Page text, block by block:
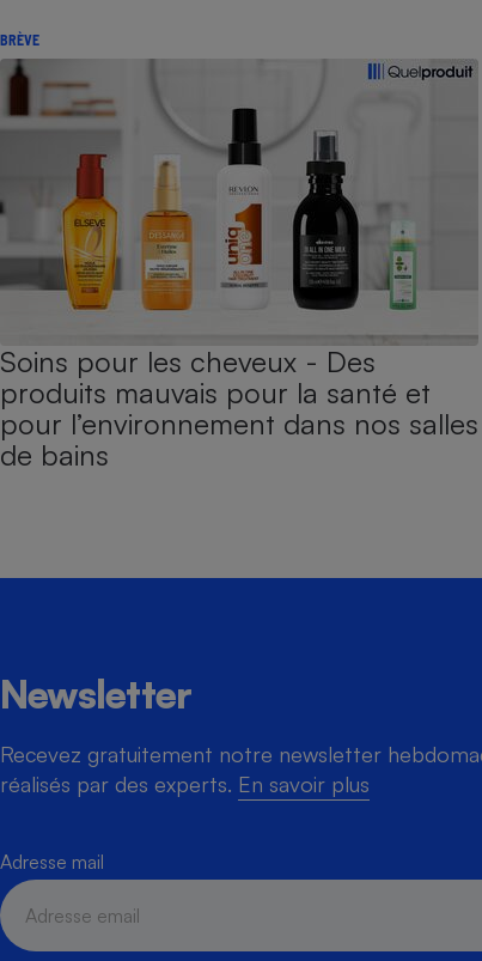
BRÈVE
Soins pour les cheveux - Des
produits mauvais pour la santé et
pour l’environnement dans nos salles
de bains
Newsletter
Recevez gratuitement notre newsletter
réalisés par des experts. En savoir plus
Adresse mail